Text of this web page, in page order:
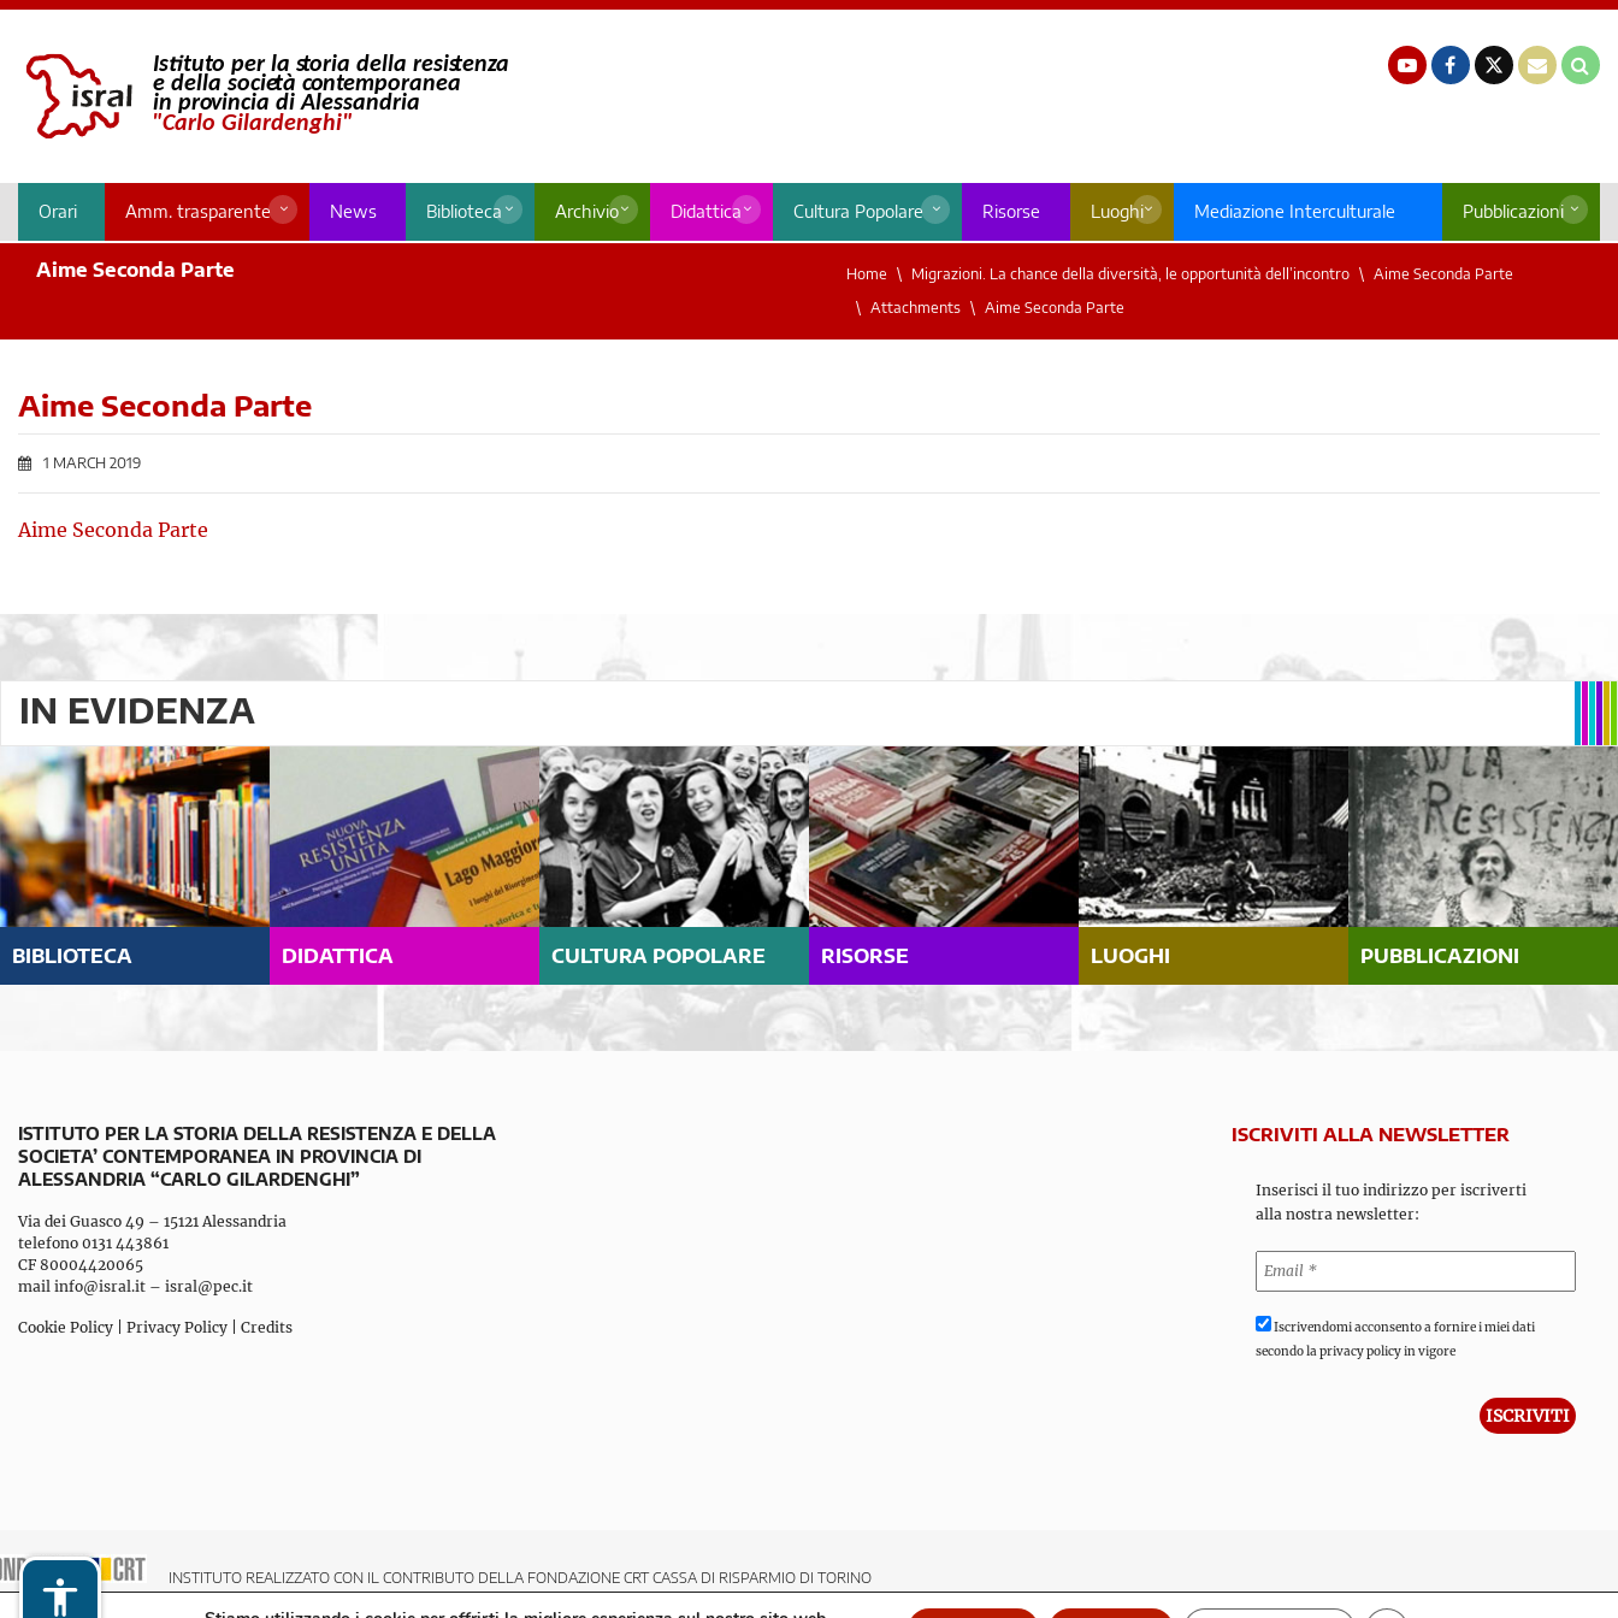
Orari Amm. trasparente News Biblioteca Archivio Didattica Cultura Popolare Risorse Luoghi Mediazione Interculturale Pubblicazioni
Aime Seconda Parte Home Migrazioni. La chance della diversità, le opportunità dell’incontro
Aime Seconda Parte
Attachments
Aime Seconda Parte
Aime Seconda Parte
1 MARCH 2019
Aime Seconda Parte
IN EVIDENZA
BIBLIOTECA DIDATTICA CULTURA POPOLARE RISORSE LUOGHI PUBBLICAZIONI
ISTITUTO PER LA STORIA DELLA RESISTENZA E DELLA
SOCIETA’ CONTEMPORANEA IN PROVINCIA DI
ALESSANDRIA “CARLO GILARDENGHI”
Via dei Guasco 49 – 15121 Alessandria
telefono 0131 443861
CF 80004420065
mail info@isral.it – isral@pec.it
Cookie Policy Privacy Policy Credits
ISCRIVITI ALLA NEWSLETTER
Inserisci il tuo indirizzo per iscriverti
alla nostra newsletter:
Iscrivendomi acconsento a fornire i miei dati
secondo la privacy policy in vigore
INSTITUTO REALIZZATO CON IL CONTRIBUTO DELLA FONDAZIONE CRT CASSA DI RISPARMIO DI TORINO